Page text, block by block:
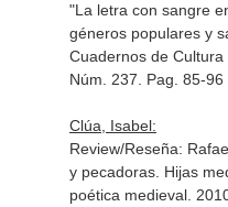
"La letra con sangre
géneros populares y
Cuadernos de
Núm. 237. Pag. 85-96
Clúa, Isabel:
Review/Reseña:
y pecadoras. Hijas
poética medieval.